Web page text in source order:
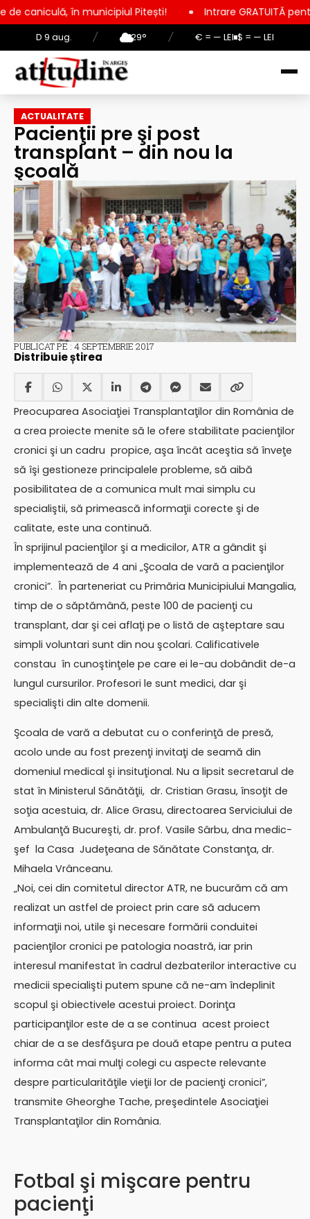
D 9 aug. / 29° / € = — LEI $ = — LEI
Pitești! Intrare GRATUITĂ pentru copii, elevi și
ACTUALITATE
Pacienţii pre şi post
transplant – din nou la
şcoală
PUBLICAT PE : 4 SEPTEMBRIE 2017
Distribuie știrea
Preocuparea Asociaţiei Transplantaţilor din România de
a crea proiecte menite să le ofere stabilitate pacienţilor
cronici şi un cadru propice, aşa încât aceştia să înveţe
să îşi gestioneze principalele probleme, să aibă
posibilitatea de a comunica mult mai simplu cu
specialiştii, să primească informaţii corecte şi de
calitate, este una continuă.
În sprijinul pacienţilor şi a medicilor, ATR a gândit şi
implementează de 4 ani „Şcoala de vară a pacienţilor
cronici”. În parteneriat cu Primăria Municipiului Mangalia,
timp de o săptămână, peste 100 de pacienţi cu
transplant, dar şi cei aflaţi pe o listă de aşteptare sau
simpli voluntari sunt din nou şcolari. Calificativele
constau în cunoştinţele pe care ei le-au dobândit de-a
lungul cursurilor. Profesori le sunt medici, dar şi
specialişti din alte domenii.
Şcoala de vară a debutat cu o conferinţă de presă,
acolo unde au fost prezenţi invitaţi de seamă din
domeniul medical şi insituţional. Nu a lipsit secretarul de
stat în Ministerul Sănătăţii, dr. Cristian Grasu, însoţit de
soţia acestuia, dr. Alice Grasu, directoarea Serviciului de
Ambulanţă Bucureşti, dr. prof. Vasile Sârbu, dna medic-
şef la Casa Judeţeana de Sănătate Constanţa, dr.
Mihaela Vrânceanu.
„Noi, cei din comitetul director ATR, ne bucurăm că am
realizat un astfel de proiect prin care să aducem
informaţii noi, utile şi necesare formării conduitei
pacienţilor cronici pe patologia noastră, iar prin
interesul manifestat în cadrul dezbaterilor interactive cu
medicii specialişti putem spune că ne-am îndeplinit
scopul şi obiectivele acestui proiect. Dorinţa
participanţilor este de a se continua acest proiect
chiar de a se desfăşura pe două etape pentru a putea
informa cât mai mulţi colegi cu aspecte relevante
despre particularităţile vieţii lor de pacienţi cronici”,
transmite Gheorghe Tache, preşedintele Asociaţiei
Transplantaţilor din România.
Fotbal şi mişcare pentru
pacienţi